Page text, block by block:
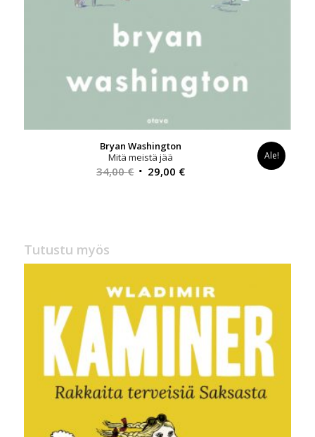
Bryan Washington
Mitä meistä jää
34,00€ Alkuperäinen
29,00 €Nykyinen
Ale!
Tutustu myös